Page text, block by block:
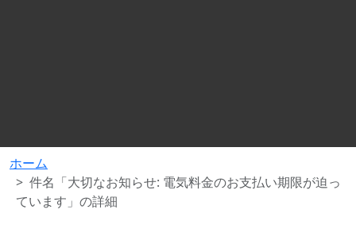
ホーム
件名「大切なお知らせ: 電気料金のお支払い期限が迫っ
ています」の詳細